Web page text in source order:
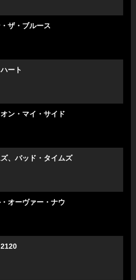
ザ・ブルース
ート
ン・マイ・サイド
、バッド・タイムズ
オーヴァー・ナウ